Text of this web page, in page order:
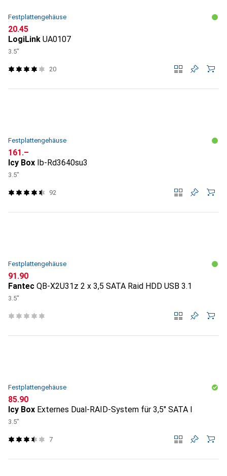
Festplattengehäuse
CHF
20.45
LogiLink UA0107
3.5"
20
Festplattengehäuse
CHF
161.–
Icy Box Ib-Rd3640su3
3.5"
92
Festplattengehäuse
CHF
91.90
Fantec QB-X2U31z 2 x 3,5 SATA Raid HDD USB 3.1
3.5"
Festplattengehäuse
CHF
85.90
Icy Box Externes Dual-RAID-System für 3,5" SATA I
3.5"
7